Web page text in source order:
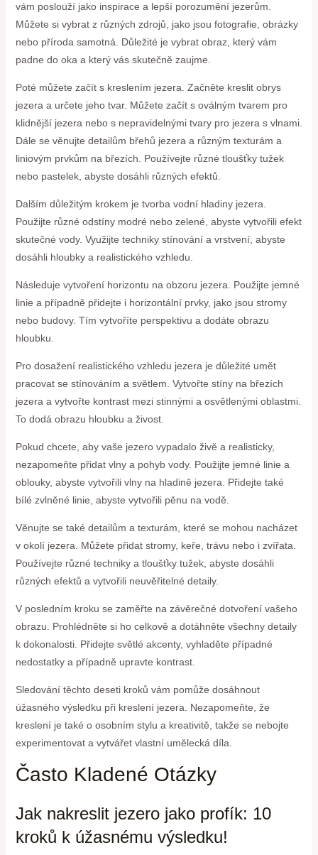
vám poslouží jako inspirace a lepší porozumění jezerům.
Můžete si vybrat z různých zdrojů, jako jsou fotografie, obrázky
nebo příroda samotná. Důležité je vybrat obraz, který vám
padne do oka a který vás skutečně zaujme.
Poté můžete začít s kreslením jezera. Začněte kreslit obrys
jezera a určete jeho tvar. Můžete začít s oválným tvarem pro
klidnější jezera nebo s nepravidelnými tvary pro jezera s vlnami.
Dále se věnujte detailům břehů jezera a různým texturám a
liniovým prvkům na březích. Používejte různé tloušťky tužek
nebo pastelek, abyste dosáhli různých efektů.
Dalším důležitým krokem je tvorba vodní hladiny jezera.
Použijte různé odstíny modré nebo zelené, abyste vytvořili efekt
skutečné vody. Využijte techniky stínování a vrstvení, abyste
dosáhli hloubky a realistického vzhledu.
Následuje vytvoření horizontu na obzoru jezera. Použijte jemné
linie a případně přidejte i horizontální prvky, jako jsou stromy
nebo budovy. Tím vytvoříte perspektivu a dodáte obrazu
hloubku.
Pro dosažení realistického vzhledu jezera je důležité umět
pracovat se stínováním a světlem. Vytvořte stíny na březích
jezera a vytvořte kontrast mezi stinnými a osvětlenými oblastmi.
To dodá obrazu hloubku a živost.
Pokud chcete, aby vaše jezero vypadalo živě a realisticky,
nezapomeňte přidat vlny a pohyb vody. Použijte jemné linie a
oblouky, abyste vytvořili vlny na hladině jezera. Přidejte také
bílé zvlněné linie, abyste vytvořili pěnu na vodě.
Věnujte se také detailům a texturám, které se mohou nacházet
v okolí jezera. Můžete přidat stromy, keře, trávu nebo i zvířata.
Používejte různé techniky a tloušťky tužek, abyste dosáhli
různých efektů a vytvořili neuvěřitelné detaily.
V posledním kroku se zaměřte na závěrečné dotvoření vašeho
obrazu. Prohlédněte si ho celkově a dotáhněte všechny detaily
k dokonalosti. Přidejte světlé akcenty, vyhladěte případné
nedostatky a případně upravte kontrast.
Sledování těchto deseti kroků vám pomůže dosáhnout
úžasného výsledku při kreslení jezera. Nezapomeňte, že
kreslení je také o osobním stylu a kreativitě, takže se nebojte
experimentovat a vytvářet vlastní umělecká díla.
Často Kladené Otázky
Jak nakreslit jezero jako profík: 10
kroků k úžasnému výsledku!